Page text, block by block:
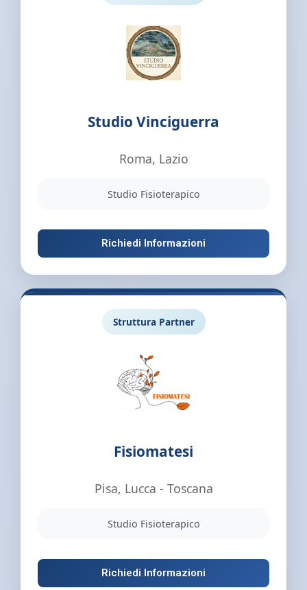
Studio Vinciguerra
Roma, Lazio
Studio Fisioterapico
Richiedi Informazioni
Struttura Partner
Fisiomatesi
Pisa, Lucca - Toscana
Studio Fisioterapico
Richiedi Informazioni